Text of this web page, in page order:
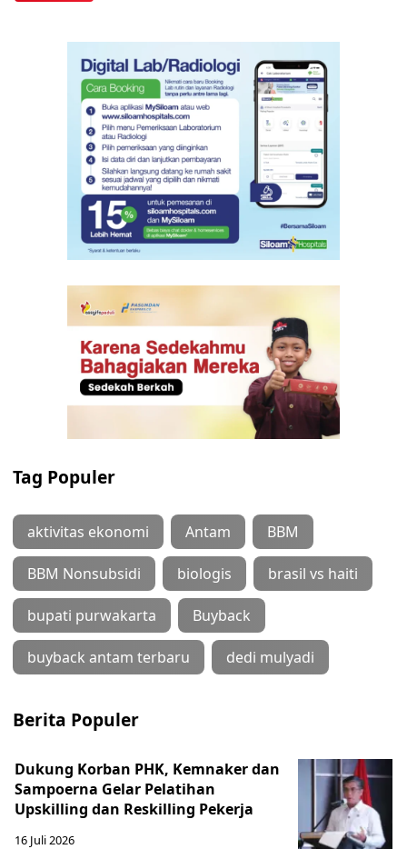
Tag Populer
aktivitas ekonomi Antam BBM
BBM Nonsubsidi biologis brasil vs haiti
bupati purwakarta Buyback
buyback antam terbaru dedi mulyadi
Berita Populer
Dukung Korban PHK, Kemnaker dan
Sampoerna Gelar Pelatihan
Upskilling dan Reskilling Pekerja
16 Juli 2026